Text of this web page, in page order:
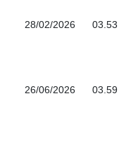
28/02/2026 03.53
26/06/2026 03.59